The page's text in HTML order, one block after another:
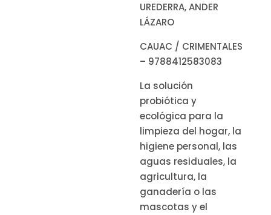
UREDERRA, ANDER
LÁZARO
CAUAC / CRIMENTALES
– 9788412583083
La solución
probiótica y
ecológica para la
limpieza del hogar, la
higiene personal, las
aguas residuales, la
agricultura, la
ganadería o las
mascotas y el